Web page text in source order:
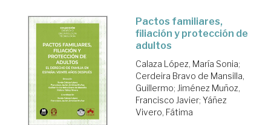
Pactos familiares,
filiación y protección de
adultos
Calaza López, María Sonia;
Cerdeira Bravo de Mansilla,
Guillermo; Jiménez Muñoz,
Francisco Javier; Yáñez
Vivero, Fátima